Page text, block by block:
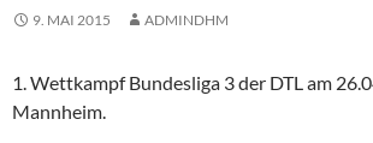
9. MAI 2015 ADMINDHM
1. Wettkampf Bundesliga 3 der DTL am
Mannheim.